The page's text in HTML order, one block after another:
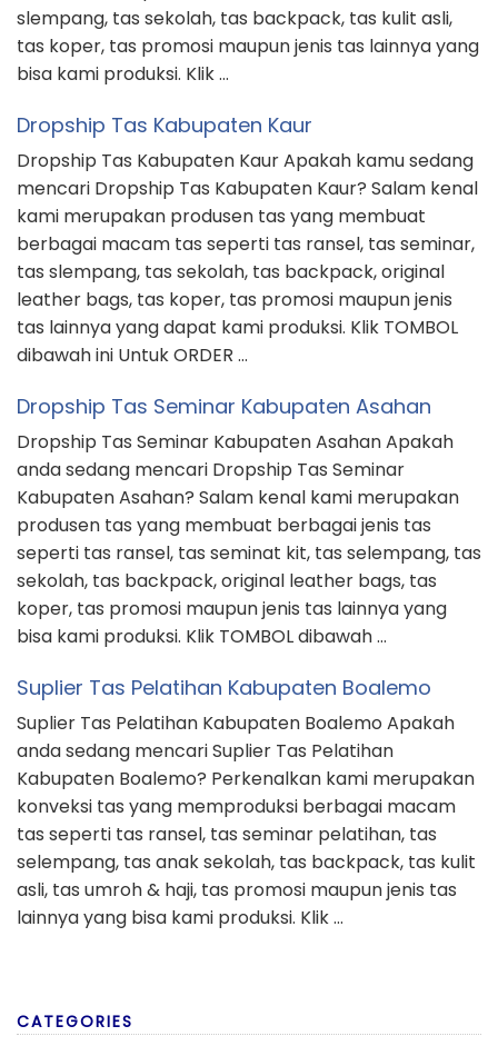
slempang, tas sekolah, tas backpack, tas kulit asli,
tas koper, tas promosi maupun jenis tas lainnya yang
bisa kami produksi. Klik …
Dropship Tas Kabupaten Kaur
Dropship Tas Kabupaten Kaur Apakah kamu sedang
mencari Dropship Tas Kabupaten Kaur? Salam kenal
kami merupakan produsen tas yang membuat
berbagai macam tas seperti tas ransel, tas seminar,
tas slempang, tas sekolah, tas backpack, original
leather bags, tas koper, tas promosi maupun jenis
tas lainnya yang dapat kami produksi. Klik TOMBOL
dibawah ini Untuk ORDER …
Dropship Tas Seminar Kabupaten Asahan
Dropship Tas Seminar Kabupaten Asahan Apakah
anda sedang mencari Dropship Tas Seminar
Kabupaten Asahan? Salam kenal kami merupakan
produsen tas yang membuat berbagai jenis tas
seperti tas ransel, tas seminat kit, tas selempang, tas
sekolah, tas backpack, original leather bags, tas
koper, tas promosi maupun jenis tas lainnya yang
bisa kami produksi. Klik TOMBOL dibawah …
Suplier Tas Pelatihan Kabupaten Boalemo
Suplier Tas Pelatihan Kabupaten Boalemo Apakah
anda sedang mencari Suplier Tas Pelatihan
Kabupaten Boalemo? Perkenalkan kami merupakan
konveksi tas yang memproduksi berbagai macam
tas seperti tas ransel, tas seminar pelatihan, tas
selempang, tas anak sekolah, tas backpack, tas kulit
asli, tas umroh & haji, tas promosi maupun jenis tas
lainnya yang bisa kami produksi. Klik …
CATEGORIES